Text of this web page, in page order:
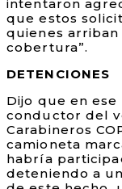
intentaron
que estos
quienes
cobertura”.
DETENCIONES
Dijo que en
conductor del
Carabineros
camioneta
habría
deteniendo a